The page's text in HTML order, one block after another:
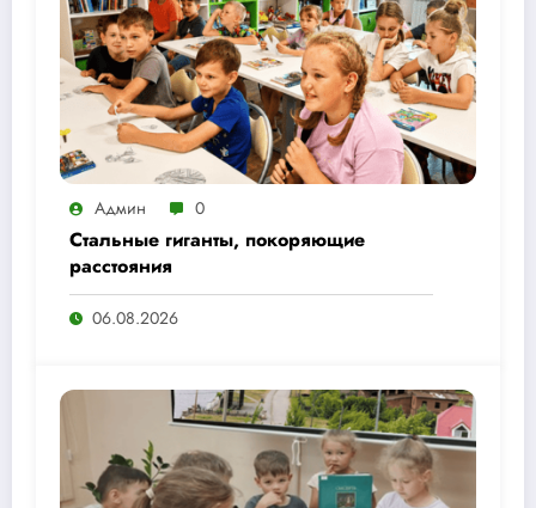
Админ 0
Стальные гиганты, покоряющие
расстояния
06.08.2026